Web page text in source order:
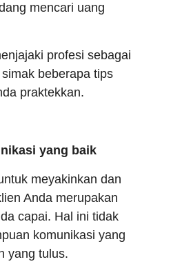
mencari uang
profesi sebagai
beberapa tips
praktekkan.
yang baik
meyakinkan dan
Anda merupakan
capai. Hal ini tidak
komunikasi yang
yang tulus.